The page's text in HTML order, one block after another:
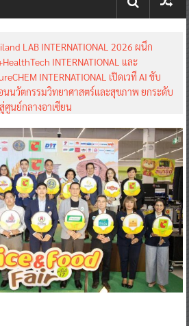
ร์มา มาร์เก็ตส์ ผนึกเครือข่ายธุรกิจท่องเที่ยว-
ร จัด Food & Hospitality Thailand 2026
4 งานใหญ่ สร้างโอกาสธุรกิจครบวงจร
การค้าภายใน และ